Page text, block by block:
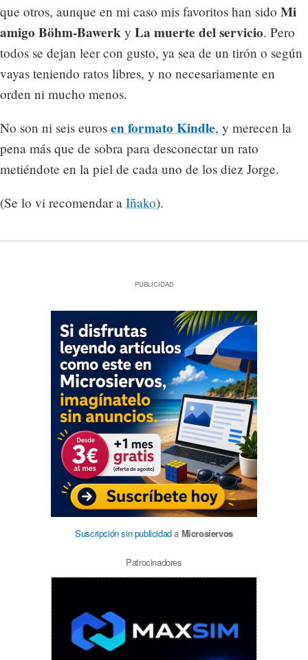
que otros, aunque en mi caso mis favoritos han sido Mi
amigo Böhm-Bawerk y La muerte del servicio. Pero
todos se dejan leer con gusto, ya sea de un tirón o según
vayas teniendo ratos libres, y no necesariamente en
orden ni mucho menos.
No son ni seis euros en formato Kindle, y merecen la
pena más que de sobra para desconectar un rato
metiéndote en la piel de cada uno de los diez Jorge.
(Se lo vi recomendar a Iñako).
PUBLICIDAD
Suscripción sin publicidada Microsiervos
Patrocinadores